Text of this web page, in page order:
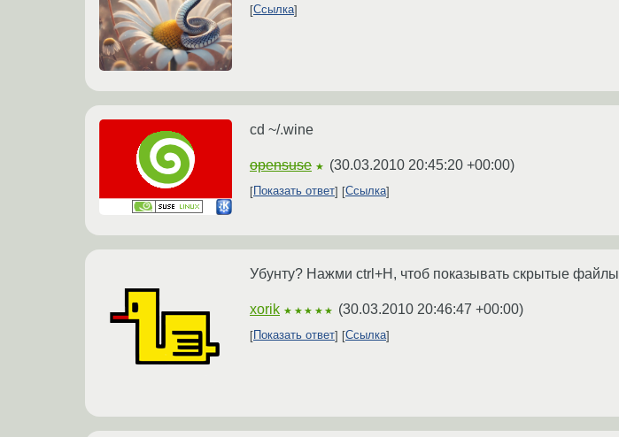
Ссылка
cd ~/.wine
opensuse ★ (30.03.2010 20:45:20 +00:00)
Показать ответ Ссылка
Убунту? Нажми ctrl+H, чтоб показывать скрытые файлы
xorik ★★★★★ (30.03.2010 20:46:47 +00:00)
Показать ответ Ссылка